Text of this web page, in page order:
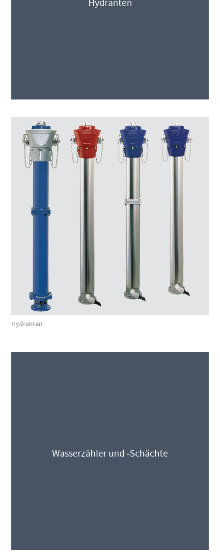
Hydranten
Hydranten
Wasserzähler und -Schächte